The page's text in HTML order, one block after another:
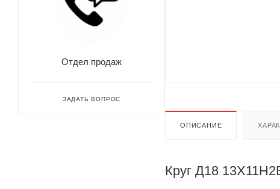
ОПИСАНИЕ
Круг Д18
Отдел продаж
ЗАДАТЬ ВОПРОС